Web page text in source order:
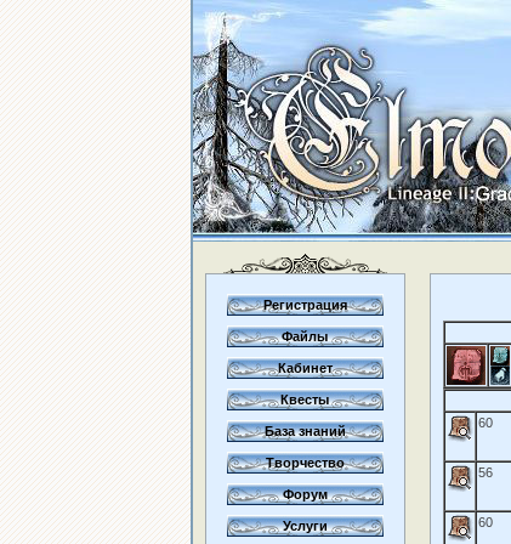
Регистрация
Файлы
Кабинет
Квесты
База знаний
Творчество
Форум
Услуги
60
56
60